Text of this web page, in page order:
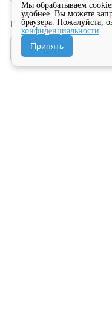
Имя
Мы обрабатываем
удобнее. Вы можете
браузера. Пожалуйста,
конфиденциальности
Принять